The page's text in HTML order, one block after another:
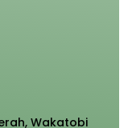
Wakatobi